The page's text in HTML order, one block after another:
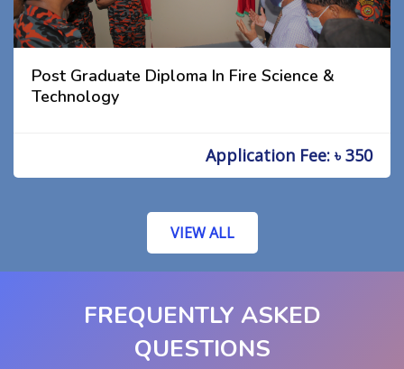
Post Graduate Diploma In Fire Science &
Technology
Application Fee: ৳ 350
VIEW ALL
FREQUENTLY ASKED
QUESTIONS